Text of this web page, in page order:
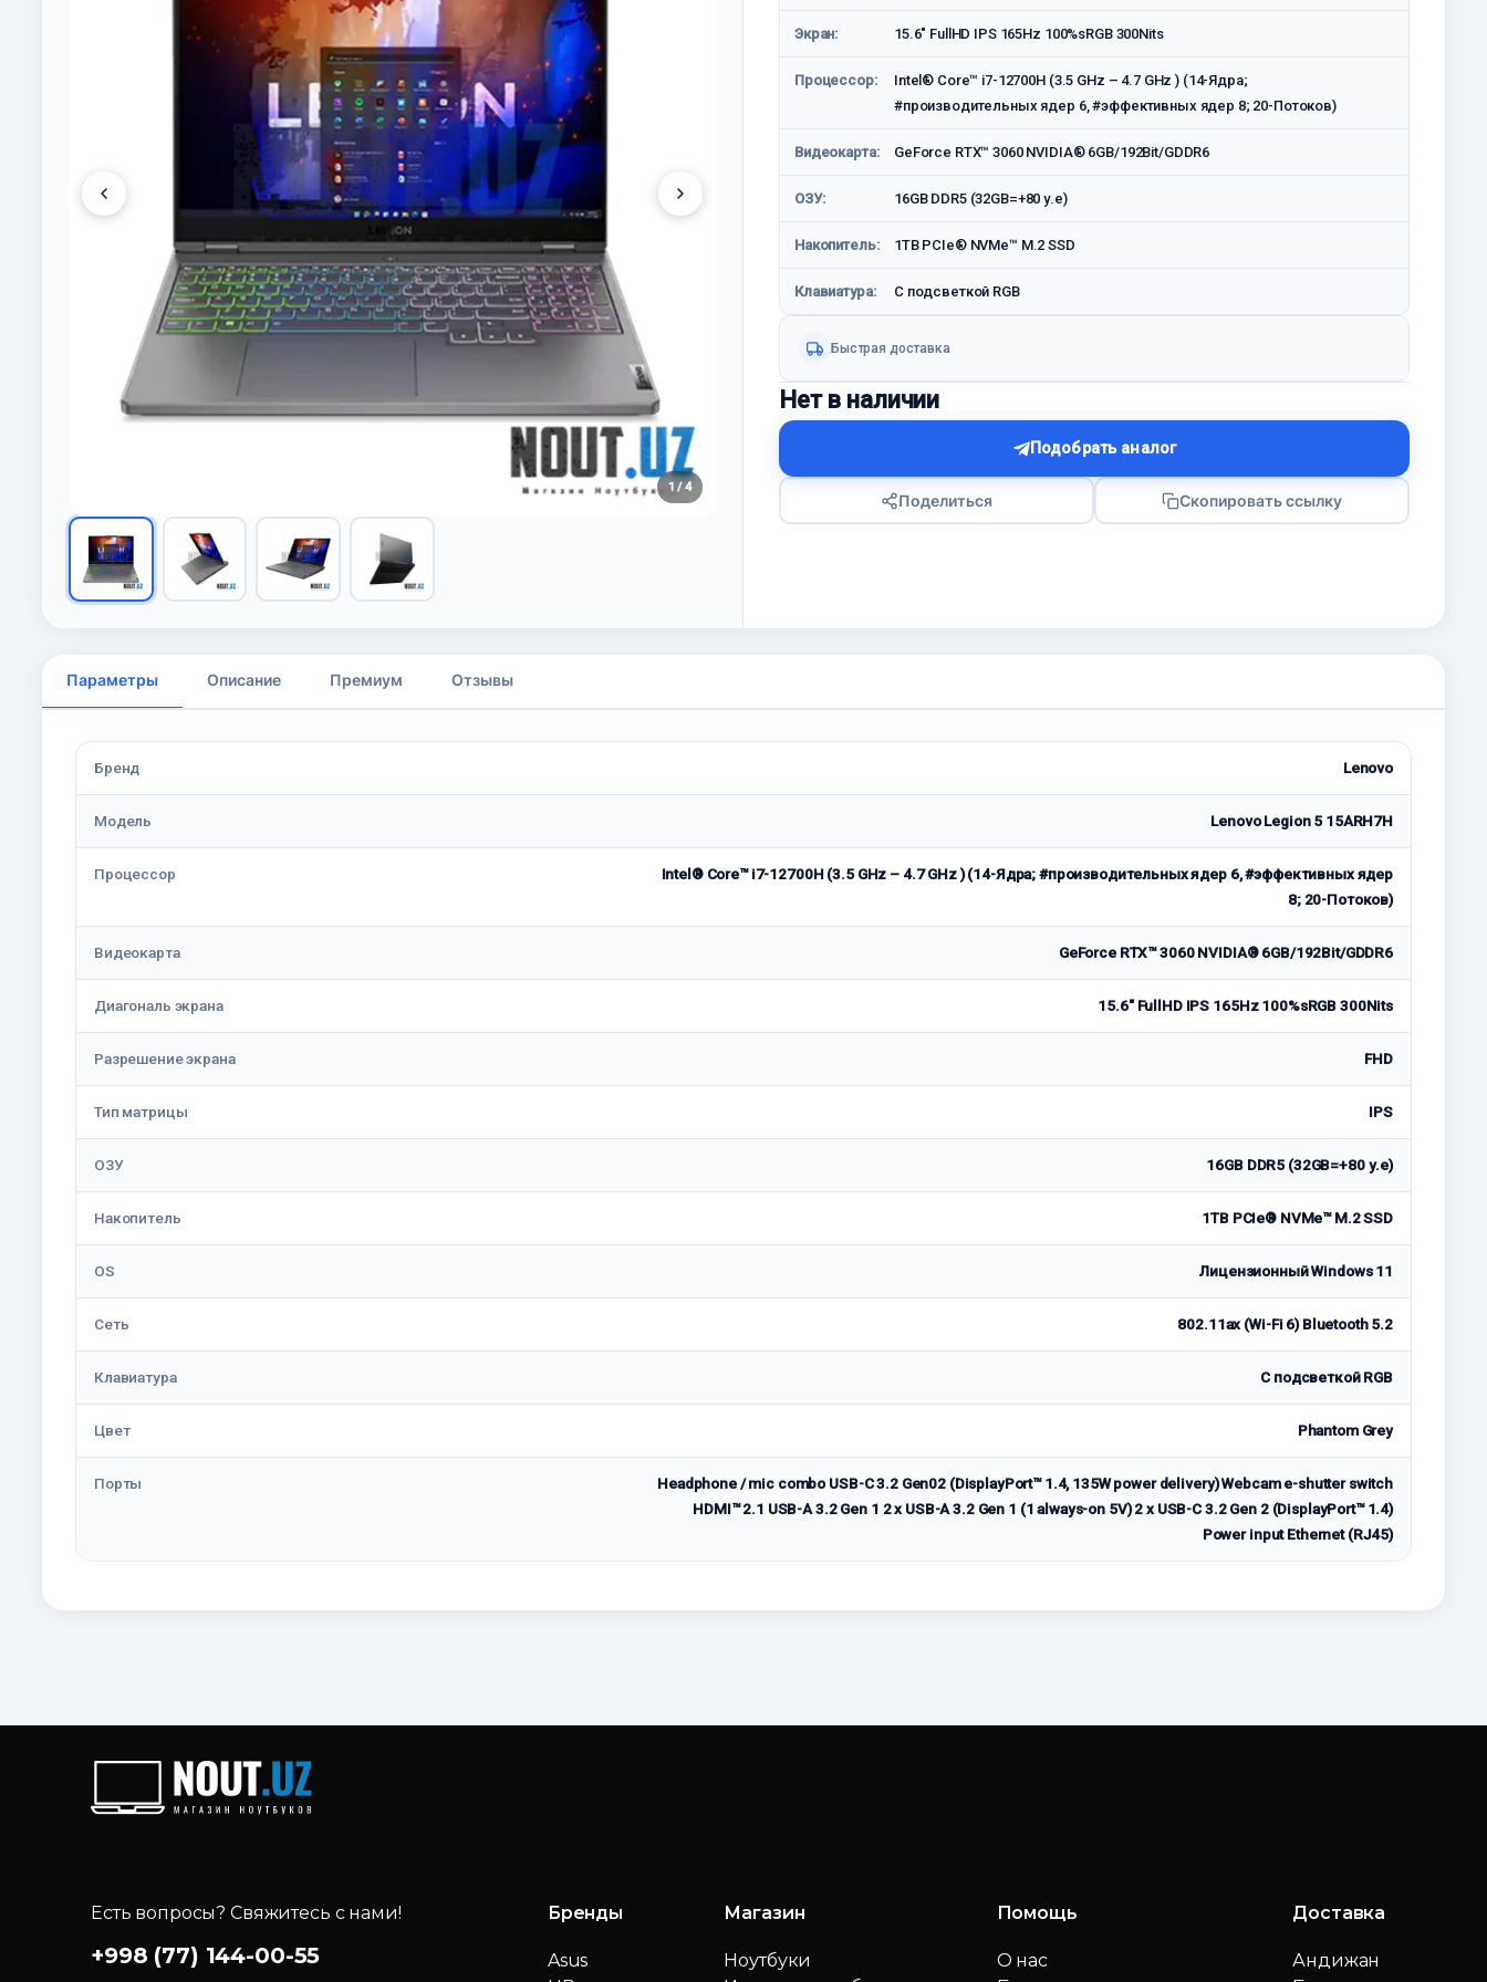
1 / 4
Экран: 15.6" FullHD IPS 165Hz 100%sRGB 300Nits
Процессор:
Intel® Core™ i7-12700H (3.5 GHz – 4.7 GHz ) (14-Ядра;
#производительных ядер 6, #эффективных ядер 8; 20-Потоков)
Видеокарта: GeForce RTX™ 3060 NVIDIA® 6GB/192Bit/GDDR6
ОЗУ: 16GB DDR5 (32GB=+80 у.е)
Накопитель: 1TB PCIe® NVMe™ M.2 SSD
Клавиатура: С подсветкой RGB
Быстрая доставка
Нет в наличии
Подобрать аналог
Поделиться Скопировать ссылку
Параметры Описание Премиум Отзывы
Бренд Lenovo
Модель Lenovo Legion 5 15ARH7H
Процессор
Intel® Core™ i7-12700H (3.5 GHz – 4.7 GHz ) (14-Ядра; #производительных ядер 6, #эффективных ядер
8; 20-Потоков)
Видеокарта GeForce RTX™ 3060 NVIDIA® 6GB/192Bit/GDDR6
Диагональ экрана 15.6" FullHD IPS 165Hz 100%sRGB 300Nits
Разрешение экрана FHD
Тип матрицы IPS
ОЗУ 16GB DDR5 (32GB=+80 у.е)
Накопитель 1TB PCIe® NVMe™ M.2 SSD
OS Лицензионный Windows 11
Сеть 802.11ax (Wi-Fi 6) Bluetooth 5.2
Клавиатура С подсветкой RGB
Цвет Phantom Grey
Порты
Headphone / mic combo USB-C 3.2 Gen02 (DisplayPort™ 1.4, 135W power delivery) Webcam e-shutter switch
HDMI™ 2.1 USB-A 3.2 Gen 1 2 x USB-A 3.2 Gen 1 (1 always-on 5V) 2 x USB-C 3.2 Gen 2 (DisplayPort™ 1.4)
Power input Ethernet (RJ45)
Есть вопросы? Свяжитесь с нами!
+998 (77) 144-00-55
Бренды
Asus
Магазин
Ноутбуки
Помощь
О нас
Доставка
Андижан